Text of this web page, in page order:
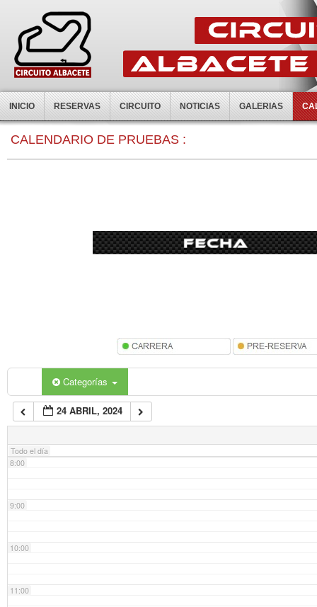
INICIO RESERVAS CIRCUITO NOTICIAS GALERIAS
CALENDARIO DE PRUEBAS :
Categorías
24 ABRIL, 2024
Todo el día
0:00
7:00
8:00
9:00
10:00
11:00